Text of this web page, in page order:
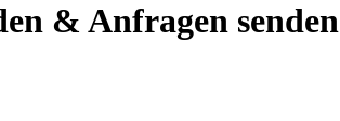
& Anfragen senden